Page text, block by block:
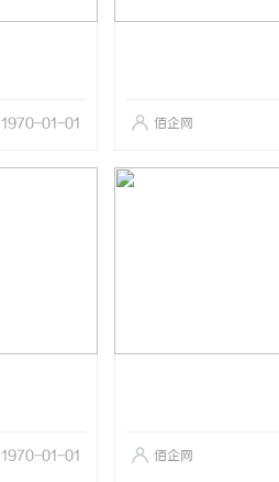
1970-01-01 佰企网
1970-01-01 佰企网